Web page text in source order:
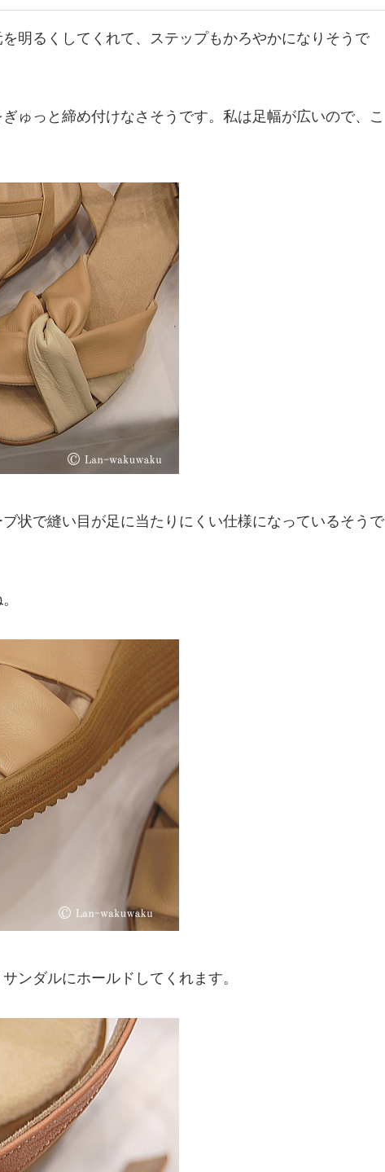
明るくしてくれて、ステップもかろやかになりそうで
ゅっと締め付けなさそうです。私は足幅が広いので、こ
状で縫い目が足に当たりにくい仕様になっているそうで
ンダルにホールドしてくれます。